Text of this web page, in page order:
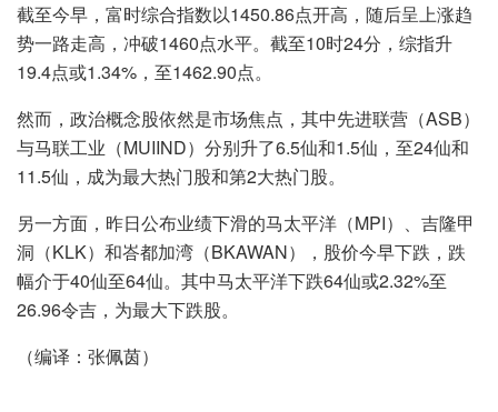
截至今早，富时综合指数以1450.86点开高，随后呈上涨趋
势一路走高，冲破1460点水平。截至10时24分，综指升
19.4点或1.34%，至1462.90点。
然而，政治概念股依然是市场焦点，其中先进联营（ASB）
与马联工业（MUIIND）分别升了6.5仙和1.5仙，至24仙和
11.5仙，成为最大热门股和第2大热门股。
另一方面，昨日公布业绩下滑的马太平洋（MPI）、吉隆甲
洞（KLK）和峇都加湾（BKAWAN），股价今早下跌，跌
幅介于40仙至64仙。其中马太平洋下跌64仙或2.32%至
26.96令吉，为最大下跌股。
（编译：张佩茵）